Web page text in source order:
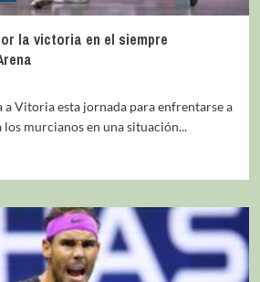
la victoria en el siempre
Vitoria esta jornada para enfrentarse a
los murcianos en una situación...